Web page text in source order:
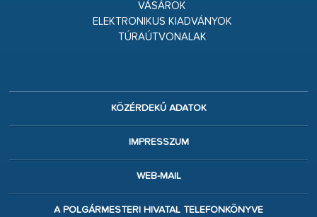
VÁSÁROK
ELEKTRONIKUS KIADVÁNYOK
TÚRAÚTVONALAK
KÖZÉRDEKŰ ADATOK
IMPRESSZUM
WEB-MAIL
A POLGÁRMESTERI HIVATAL TELEFONKÖNYVE